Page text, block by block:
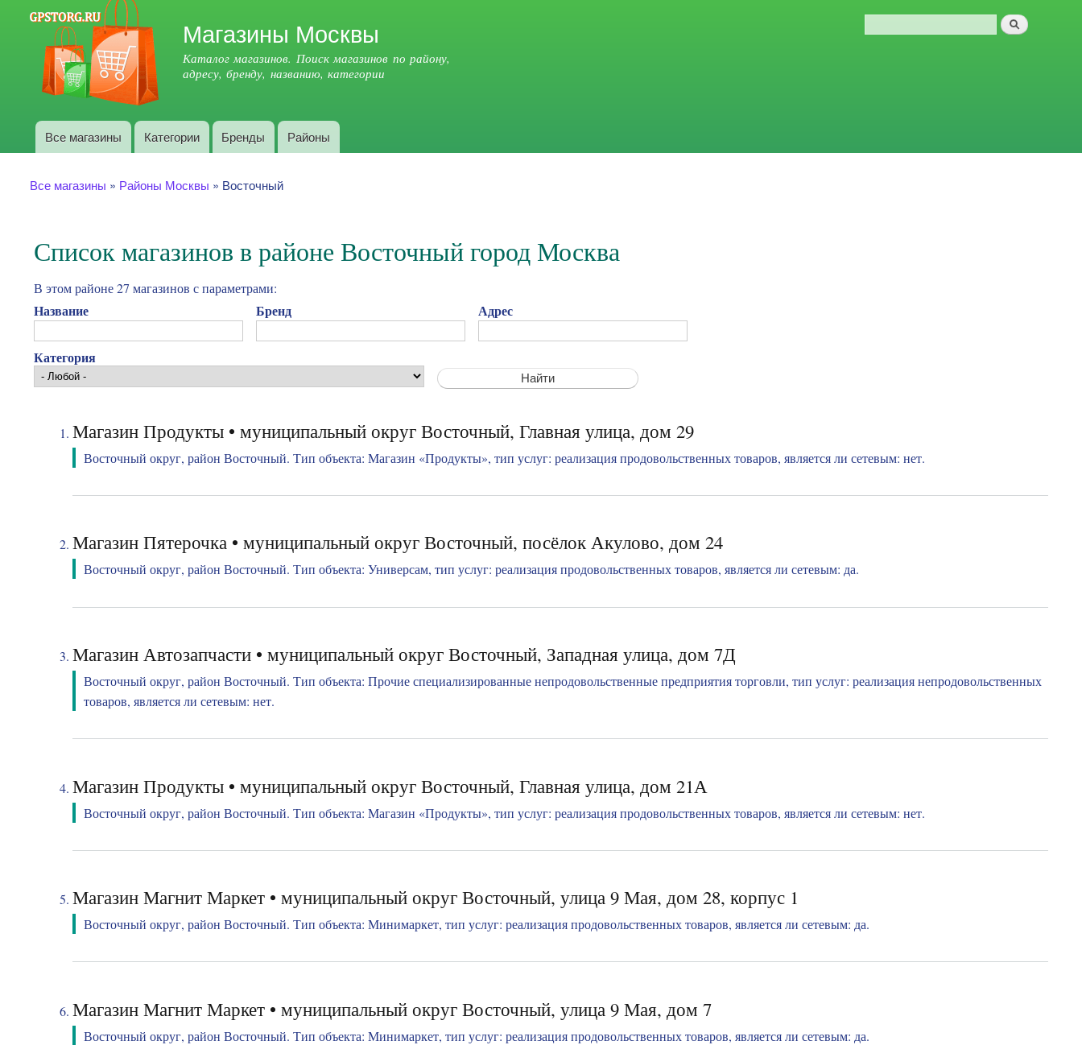
Магазины Москвы
Каталог магазинов. Поиск магазинов по району,
адресу, бренду, названию, категории
Форма поиска
Поиск
Главное меню
Все магазины Категории Бренды Районы
Все магазины » Районы Москвы » Восточный
Список магазинов в районе Восточный город Москва
В этом районе 27 магазинов с параметрами:
Название Бренд Адрес
Категория
Магазин Продукты • муниципальный округ Восточный, Главная улица, дом 29
Восточный округ, район Восточный. Тип объекта: Магазин «Продукты», тип услуг: реализация продовольственных товаров, является ли сетевым: нет.
Магазин Пятерочка • муниципальный округ Восточный, посёлок Акулово, дом 24
Восточный округ, район Восточный. Тип объекта: Универсам, тип услуг: реализация продовольственных товаров, является ли сетевым: да.
Магазин Автозапчасти • муниципальный округ Восточный, Западная улица, дом 7Д
Восточный округ, район Восточный. Тип объекта: Прочие специализированные непродовольственные предприятия торговли, тип услуг: реализация непродовольственных
товаров, является ли сетевым: нет.
Магазин Продукты • муниципальный округ Восточный, Главная улица, дом 21А
Восточный округ, район Восточный. Тип объекта: Магазин «Продукты», тип услуг: реализация продовольственных товаров, является ли сетевым: нет.
Магазин Магнит Маркет • муниципальный округ Восточный, улица 9 Мая, дом 28, корпус 1
Восточный округ, район Восточный. Тип объекта: Минимаркет, тип услуг: реализация продовольственных товаров, является ли сетевым: да.
Магазин Магнит Маркет • муниципальный округ Восточный, улица 9 Мая, дом 7
Восточный округ, район Восточный. Тип объекта: Минимаркет, тип услуг: реализация продовольственных товаров, является ли сетевым: да.